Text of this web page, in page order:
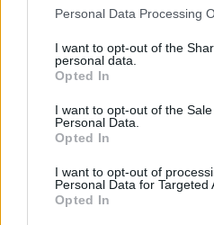
Personal Data Processing
I want to opt-out of the
personal data.
Opted In
I want to opt-out of the
Personal Data.
Opted In
I want to opt-out of
Personal Data for Targeted
Opted In
Δείτε